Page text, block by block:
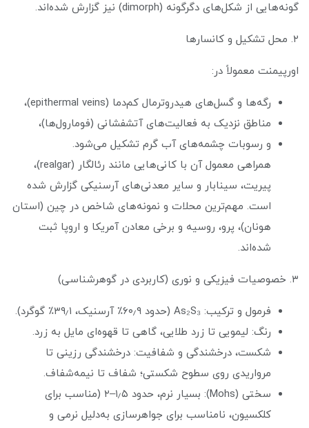
گونه‌هایی از شکل‌های دگرگونه (dimorph) نیز گزارش شده‌اند.
۲. محل تشکیل و کانسارها
اورپیمنت معمولاً در:
رگه‌ها و گسل‌های هیدروترمال کم‌دما (epithermal veins)،
مناطق نزدیک به فعالیت‌های آتشفشانی (فومارول‌ها)،
و رسوبات چشمه‌های آب گرم تشکیل می‌شود.
همراهی معمول آن با کانی‌هایی مانند رئالگار (realgar)،
پیریت، سینابار و سایر معدنی‌های آرسنیکی گزارش شده
است. مهم‌ترین محلات و نمونه‌های شاخص در چین (استان
هونان)، پرو، روسیه و برخی معادن آمریکا و اروپا ثبت
شده‌اند.
۳. خصوصیات فیزیکی و نوری (کاربردی در گوهرشناسی)
فرمول و ترکیب: As₂S₃ (حدود ۶۰٫۹٪ آرسنیک، ۳۹٫۱٪ گوگرد).
رنگ: لیمویی تا زرد طلایی، گاهی تا قهوه‌ای مایل به زرد.
شکست، درخشندگی و شفافیت: درخشندگی رزینی تا
مرواریدی روی سطوح شکستی؛ شفاف تا نیمه‌شفاف.
سختی (Mohs): بسیار نرم، حدود ۱٫۵–۲ (مناسب برای
کلکسیون، نامناسب برای جواهرسازی به‌دلیل نرمی و